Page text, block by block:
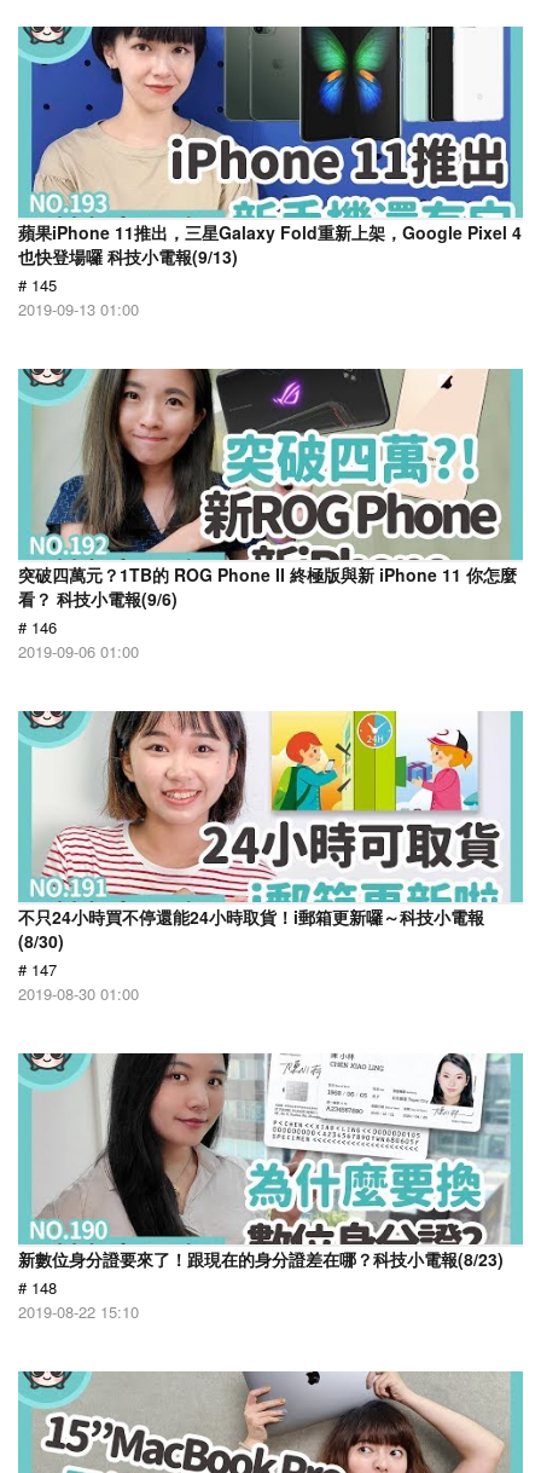
蘋果iPhone 11推出，三星Galaxy Fold重新上架，Google Pixel 4
也快登場囉 科技小電報(9/13)
# 145
2019-09-13 01:00
突破四萬元？1TB的 ROG Phone II 終極版與新 iPhone 11 你怎麼
看？ 科技小電報(9/6)
# 146
2019-09-06 01:00
不只24小時買不停還能24小時取貨！i郵箱更新囉～科技小電報
(8/30)
# 147
2019-08-30 01:00
新數位身分證要來了！跟現在的身分證差在哪？科技小電報(8/23)
# 148
2019-08-22 15:10